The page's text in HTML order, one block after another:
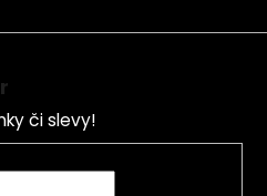
či slevy!